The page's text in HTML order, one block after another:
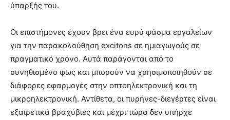
ύπαρξής του.
Οι επιστήμονες έχουν βρει ένα ευρύ φάσμα εργαλείων
για την παρακολούθηση excitons σε ημιαγωγούς σε
πραγματικό χρόνο. Αυτά παράγονται από το
συνηθισμένο φως και μπορούν να χρησιμοποιηθούν σε
διάφορες εφαρμογές στην οπτοηλεκτρονική και τη
μικροηλεκτρονική. Αντίθετα, οι πυρήνες-διεγέρτες είναι
εξαιρετικά βραχύβιες και μέχρι τώρα δεν υπήρχε